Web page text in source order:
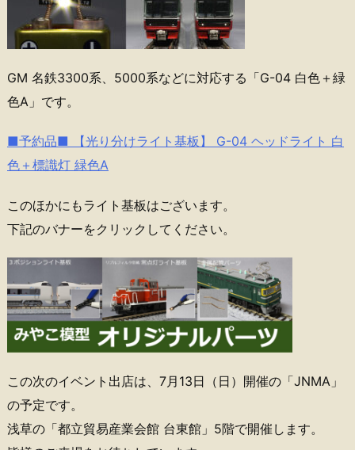
GM 名鉄3300系、5000系などに対応する「G-04 白色＋緑
色A」です。
■予約品■ 【光り分けライト基板】 G-04 ヘッドライト 白
色＋標識灯 緑色A
このほかにもライト基板はございます。
下記のバナーをクリックしてください。
この次のイベント出店は、7月13日（日）開催の「JNMA」
の予定です。
浅草の「都立貿易産業会館 台東館」5階で開催します。